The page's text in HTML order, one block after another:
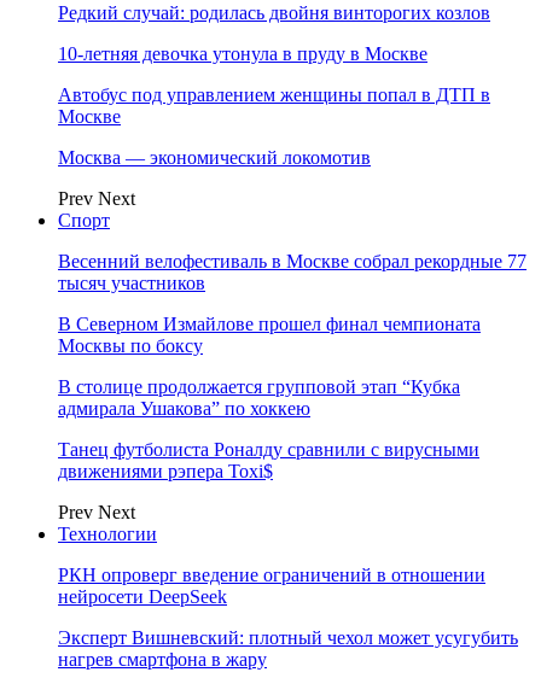
Редкий случай: родилась двойня винторогих козлов
10-летняя девочка утонула в пруду в Москве
Автобус под управлением женщины попал в ДТП в
Москве
Москва — экономический локомотив
Prev Next
Спорт
Весенний велофестиваль в Москве собрал рекордные 77
тысяч участников
В Северном Измайлове прошел финал чемпионата
Москвы по боксу
В столице продолжается групповой этап “Кубка
адмирала Ушакова” по хоккею
Танец футболиста Роналду сравнили с вирусными
движениями рэпера Toxi$
Prev Next
Технологии
РКН опроверг введение ограничений в отношении
нейросети DeepSeek
Эксперт Вишневский: плотный чехол может усугубить
нагрев смартфона в жару